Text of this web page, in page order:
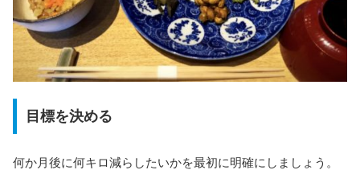
目標を決める
何か月後に何キロ減らしたいかを最初に明確にしましょう。